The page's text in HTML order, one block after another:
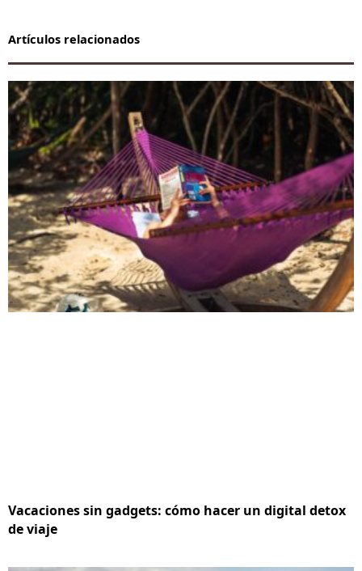
Artículos relacionados
Vacaciones sin gadgets: cómo hacer un digital detox
de viaje